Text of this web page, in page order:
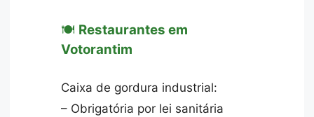
🍽️ Restaurantes em
Votorantim
Caixa de gordura industrial:
– Obrigatória por lei sanitária